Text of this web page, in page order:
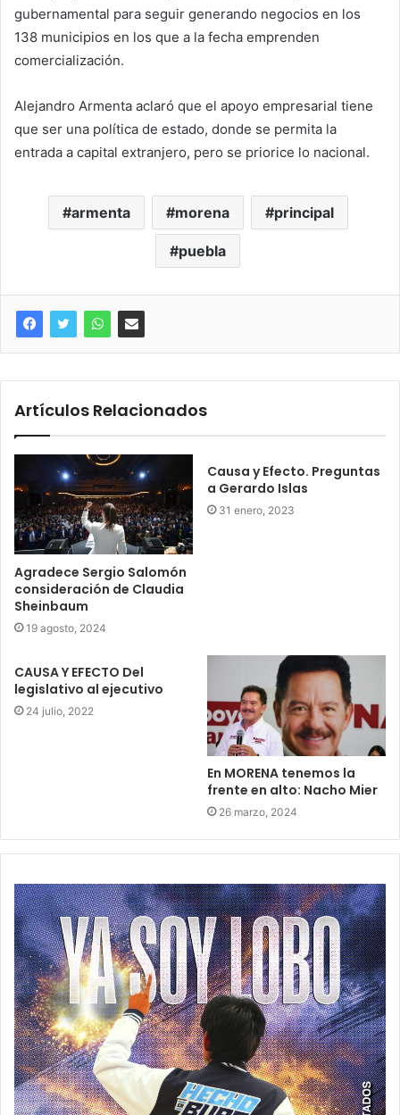
gubernamental para seguir generando negocios en los
138 municipios en los que a la fecha emprenden
comercialización.
Alejandro Armenta aclaró que el apoyo empresarial tiene
que ser una política de estado, donde se permita la
entrada a capital extranjero, pero se priorice lo nacional.
armenta morena principal
puebla
Artículos Relacionados
Agradece Sergio Salomón
consideración de Claudia
Sheinbaum
19 agosto, 2024
Causa y Efecto. Preguntas
a Gerardo Islas
31 enero, 2023
CAUSA Y EFECTO Del
legislativo al ejecutivo
24 julio, 2022
En MORENA tenemos la
frente en alto: Nacho Mier
26 marzo, 2024